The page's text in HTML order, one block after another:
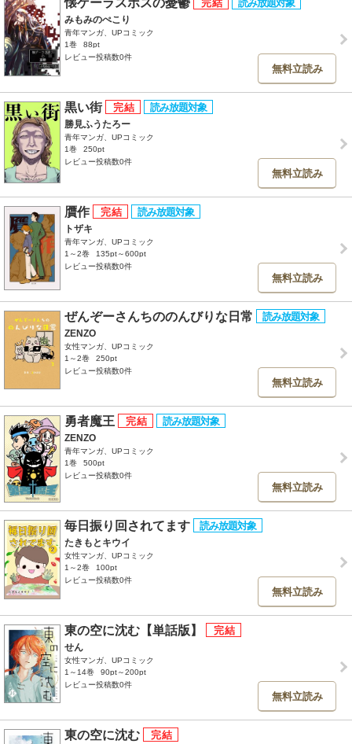
みもみのぺこり
青年マンガ、UPコミック
1巻
88pt
レビュー投稿数0件
無料立読み
黒い街
勝見ふうたろー
青年マンガ、UPコミック
1巻
250pt
レビュー投稿数0件
無料立読み
贋作
トザキ
青年マンガ、UPコミック
1～2巻
135pt～600pt
レビュー投稿数0件
無料立読み
ぜんぞーさんちののんびりな日常
ZENZO
女性マンガ、UPコミック
1～2巻
250pt
レビュー投稿数0件
無料立読み
勇者魔王
ZENZO
青年マンガ、UPコミック
1巻
500pt
レビュー投稿数0件
無料立読み
毎日振り回されてます
たきもとキウイ
女性マンガ、UPコミック
1～2巻
100pt
レビュー投稿数0件
無料立読み
東の空に沈む【単話版】
せん
女性マンガ、UPコミック
1～14巻
90pt～200pt
レビュー投稿数0件
無料立読み
東の空に沈む